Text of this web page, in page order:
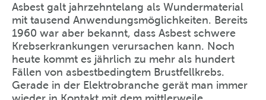
Asbest galt jahrzehntelang als Wundermaterial
mit tausend Anwendungsmöglichkeiten. Bereits
1960 war aber bekannt, dass Asbest schwere
Krebserkrankungen verursachen kann. Noch
heute kommt es jährlich zu mehr als hundert
Fällen von asbestbedingtem Brustfellkrebs.
Gerade in der Elektrobranche gerät man immer